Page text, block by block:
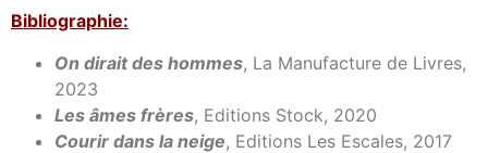
Bibliographie:
On dirait des hommes, La Manufacture de Livres,
2023
Les âmes frères, Editions Stock, 2020
Courir dans la neige, Editions Les Escales, 2017